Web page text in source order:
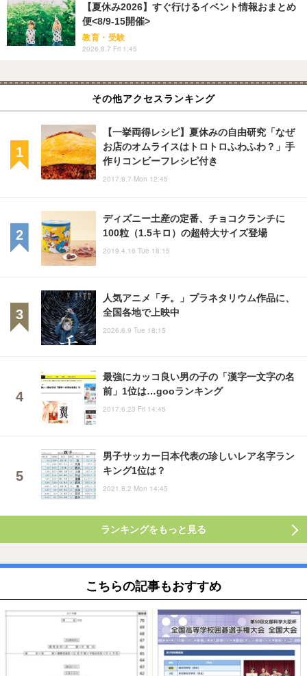
【夏休み2026】すぐ行けるイベント情報おまとめ
便<8/9-15開催>
教育・受験
2026.8.7 Fri 1:45
その他アクセスランキング
【一挙両得レシピ】夏休みの自由研究「なぜ
お店のオムライスはトロトロふわふわ？」手
作りコンビーフレシピ付き
2017.8.7 Mon 12:45
ディズニー土産の定番、チョコクランチに
100粒（1.5キロ）の超特大サイズ登場
2019.4.16 Tue 18:15
人気アニメ「チ。」プラネタリウム作品に、
全国各地で上映中
2026.6.9 Tue 18:15
最強にカッコ良い男の子の「漢字一文字の名
前」1位は…gooランキング
2017.6.23 Fri 14:45
男子サッカー日本代表の珍しいレア名字ラン
キング1位は？
2021.8.2 Mon 14:45
ランキングをもっと見る
こちらの記事もおすすめ